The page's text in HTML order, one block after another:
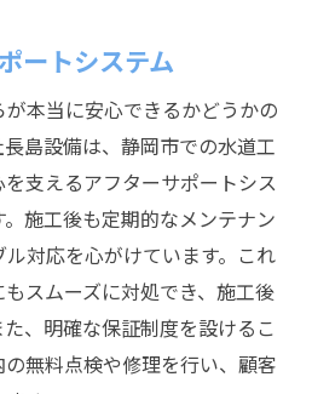
ートシステム
本当に安心できるかどうかの
島設備は、静岡市での水道工
支えるアフターサポートシス
施工後も定期的なメンテナン
対応を心がけています。これ
スムーズに対処でき、施工後
、明確な保証制度を設けるこ
無料点検や修理を行い、顧客